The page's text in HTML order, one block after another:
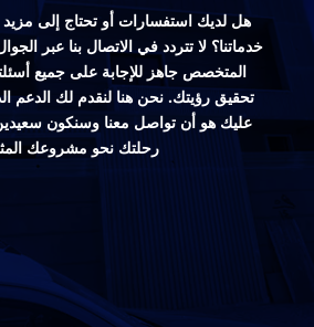
هل لديك استفسارات أو تحتاج إلى
خدماتنا؟ لا تتردد في الاتصال بنا عبر
المتخصص جاهز للإجابة على جميع
تحقيق رؤيتك. نحن هنا لنقدم لك الدعم
عليك هو أن تواصل معنا وسنكون
رحلتك نحو مشروعك